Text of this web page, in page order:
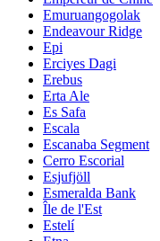
Emuruangogolak
Endeavour Ridge
Epi
Erciyes Dagi
Erebus
Erta Ale
Es Safa
Escala
Escanaba Segment
Cerro Escorial
Esjufjöll
Esmeralda Bank
Île de l'Est
Estelí